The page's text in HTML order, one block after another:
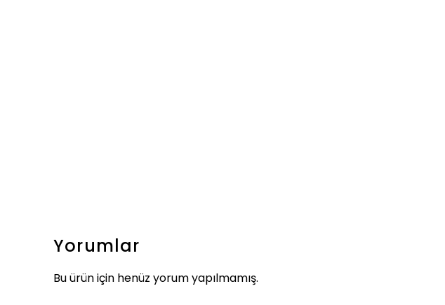
Yorumlar
Bu ürün için henüz yorum yapılmamış.